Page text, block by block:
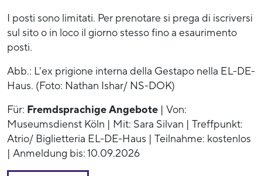
I posti sono limitati. Per prenotare si prega di iscriversi
sul sito o in loco il giorno stesso fino a esaurimento
posti.
Abb.: L'ex prigione interna della Gestapo nella EL-DE-
Haus. (Foto: Nathan Ishar/ NS-DOK)
Für: Fremdsprachige Angebote | Von:
Museumsdienst Köln | Mit: Sara Silvan | Treffpunkt:
Atrio/ Biglietteria EL-DE-Haus | Teilnahme: kostenlos
| Anmeldung bis: 10.09.2026